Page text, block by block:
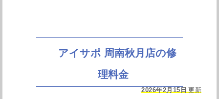
アイサポ 周南秋月店の修
理料金
2026年2月15日更新